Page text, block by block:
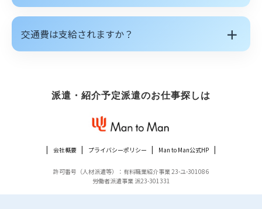
交通費は支給されますか？ ＋
派遣・紹介予定派遣のお仕事探しは
会社概要 プライバシーポリシー Man to Man公式HP
許可番号（人材派遣等）：有料職業紹介事業 23-ユ-301086
労働者派遣事業 派23-301331